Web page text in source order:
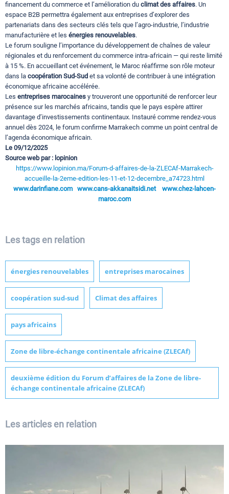
financement du commerce et l’amélioration du climat des affaires. Un
espace B2B permettra également aux entreprises d’explorer des
partenariats dans des secteurs clés tels que l’agro-industrie, l’industrie
manufacturière et les énergies renouvelables.
Le forum souligne l’importance du développement de chaînes de valeur
régionales et du renforcement du commerce intra-africain — qui reste limité
à 15 %. En accueillant cet événement, le Maroc réaffirme son rôle moteur
dans la coopération Sud-Sud et sa volonté de contribuer à une intégration
économique africaine accélérée.
Les entreprises marocaines y trouveront une opportunité de renforcer leur
présence sur les marchés africains, tandis que le pays espère attirer
davantage d’investissements continentaux. Instauré comme rendez-vous
annuel dès 2024, le forum confirme Marrakech comme un point central de
l’agenda économique africain.
Le 09/12/2025
Source web par : lopinion
https://www.lopinion.ma/Forum-d-affaires-de-la-ZLECAf-Marrakech-
accueille-la-2eme-edition-les-11-et-12-decembre_a74723.html
www.darinfiane.com www.cans-akkanaitsidi.net
www.chez-lahcen-
maroc.com
Les tags en relation
énergies renouvelables entreprises marocaines
coopération sud-sud Climat des affaires
pays africains
Zone de libre-échange continentale africaine (ZLECAf)
deuxième édition du Forum d’affaires de la Zone de libre-
échange continentale africaine (ZLECAf)
Les articles en relation